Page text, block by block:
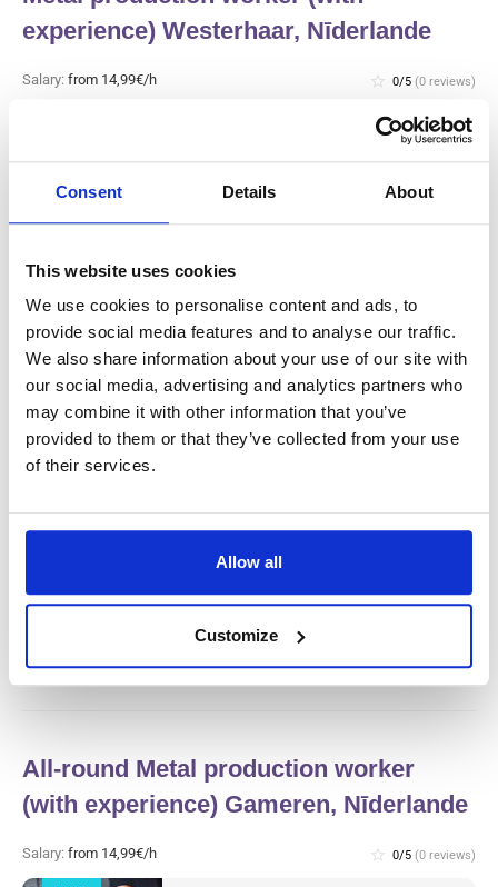
Consent Details About
This website uses cookies
We use cookies to personalise content and ads, to
provide social media features and to analyse our traffic.
We also share information about your use of our site with
our social media, advertising and analytics partners who
may combine it with other information that you’ve
provided to them or that they’ve collected from your use
of their services.
Allow all
Customize
experience) Westerhaar, Nīderlande
Salary: from 14,99€/h star_border 0/5 (0 reviews)
Available positions:
Gaļas rūpnīcas ražošanas darbinieks
un tīrītājs (ar pieredzi) Haarlem,
Nīderlande
tīrītājs (ar pieredzi) Haarlem, Nīderlande
Available positions:2/2
Position is open for:
All-round Metal production worker
(with experience) Gameren, Nīderlande
Salary: from 14,99€/h star_border 0/5 (0 reviews)